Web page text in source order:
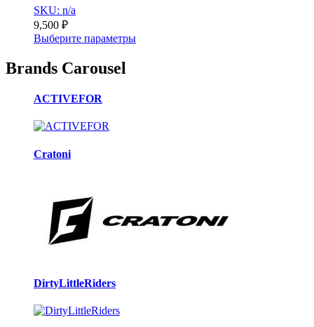
SKU: n/a
9,500 ₽
Выберите параметры
Brands Carousel
ACTIVEFOR
Cratoni
DirtyLittleRiders